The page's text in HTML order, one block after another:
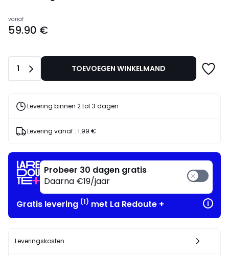
Prijs
vanaf
vanaf
59.90 €
Aantal
1 TOEVOEGEN WINKELMAND
Levering binnen 2 tot 3 dagen
Levering vanaf : 1.99 €
Probeer 30 dagen gratis
Daarna €19/jaar
Gratis levering (1) met La Redoute +
Leveringskosten